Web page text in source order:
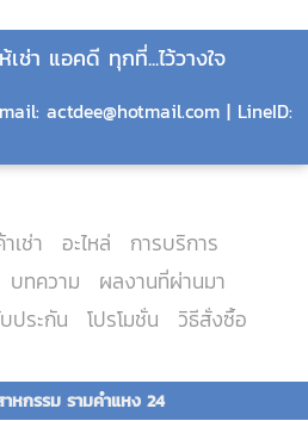
ช่า แอคดี ทุกที่...ไว้วางใจ
actdee@hotmail.com | LineID:
เช่า อะไหล่
การบริการ
บทความ
ผลงานที่ผ่านมา
ประกัน โปรโมชั่น
วิธีสั่งซื้อ
หกรรม รามคำแหง 24